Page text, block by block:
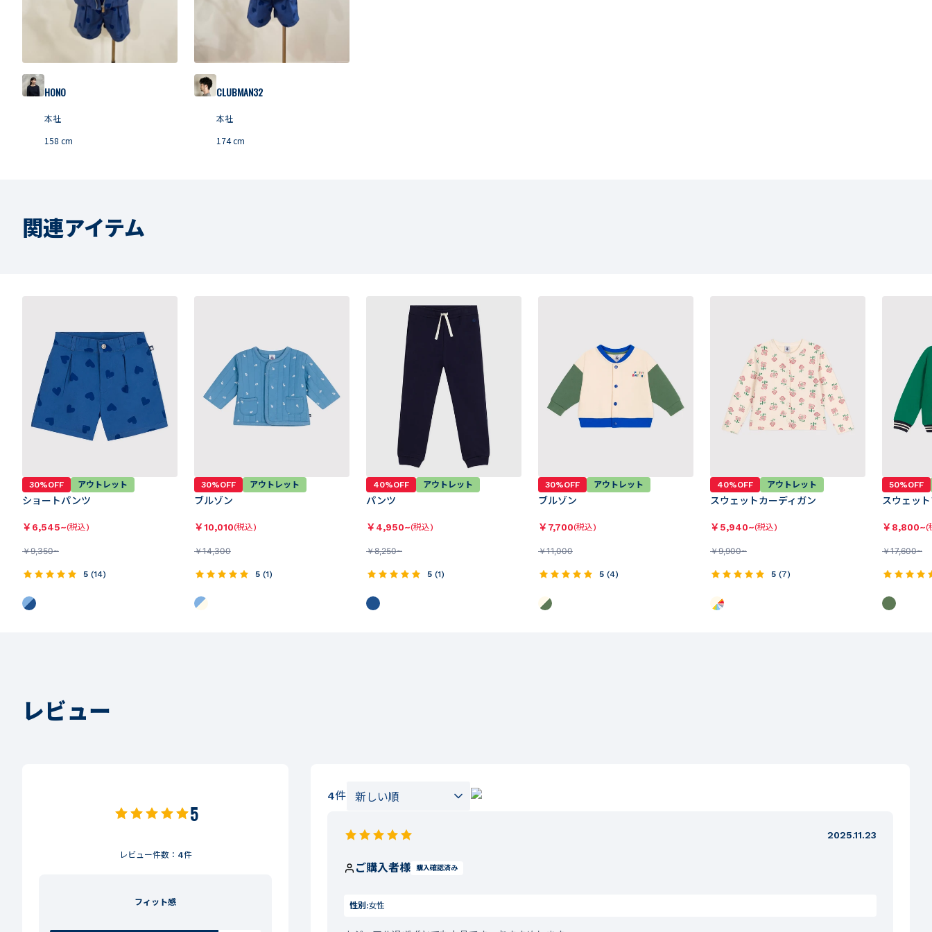
HONO
本社
158 cm
CLUBMAN32
本社
174cm
関連アイテム
30%OFF アウトレット
ショートパンツ
￥6,545~(税込)
￥9,350~
5 (14)
30%OFF アウトレット
ブルゾン
￥10,010(税込)
￥14,300
5 (1)
40%OFF アウトレット
パンツ
￥4,950~(税込)
￥8,250~
5 (1)
30%OFF アウトレット
ブルゾン
￥7,700(税込)
￥11,000
5 (4)
40%OFF アウトレット
スウェットカーディガン
￥5,940~(税込)
￥9,900~
5 (7)
50%OFF
スウェッ
￥8,800~(
￥17,600~
レビュー
5
レビュー件数： 4件
フィット感
4件
2025.11.23
ご購入者様 購入確認済み
性別:女性